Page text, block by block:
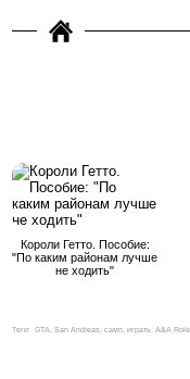
Короли Гетто. Пособие:
"По каким районам лучше
не ходить"
Теги: GTA, San Andreas, самп, играть, A&A